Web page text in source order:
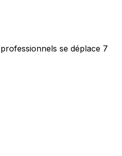
se déplace 7